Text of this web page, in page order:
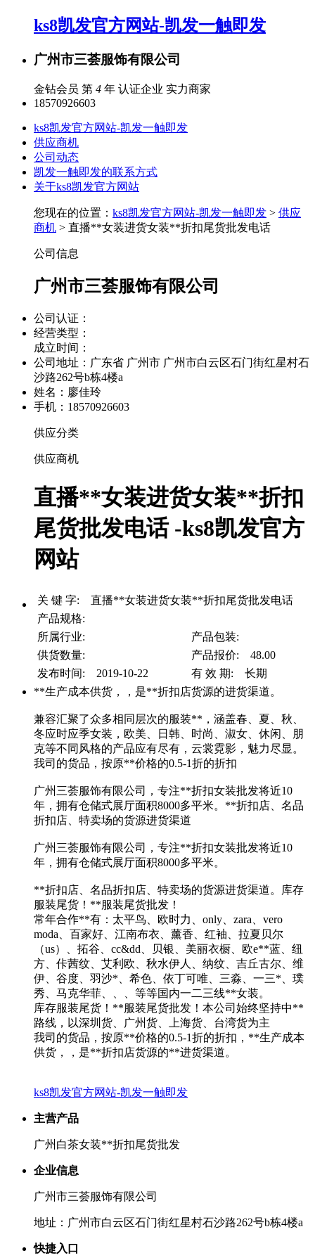
ks8凯发官方网站-凯发一触即发
广州市三荟服饰有限公司
金钻会员 第 4 年 认证企业 实力商家
18570926603
ks8凯发官方网站-凯发一触即发
供应商机
公司动态
凯发一触即发的联系方式
关于ks8凯发官方网站
您现在的位置： ks8凯发官方网站-凯发一触即发 > 供应
商机 > 直播**女装进货女装**折扣尾货批发电话
公司信息
广州市三荟服饰有限公司
公司认证：
经营类型：
成立时间：
公司地址： 广东省 广州市 广州市白云区石门街红星村石
沙路262号b栋4楼a
姓名：廖佳玲
手机：18570926603
供应分类
供应商机
直播**女装进货女装**折扣
尾货批发电话 -ks8凯发官方
网站
关 键 字: 直播**女装进货女装**折扣尾货批发电话
产品规格:
所属行业:
产品包装:
供货数量:
产品报价: 48.00
发布时间: 2019-10-22
有 效 期: 长期
**生产成本供货，，是**折扣店货源的进货渠道。
兼容汇聚了众多相同层次的服装**，涵盖春、夏、秋、
冬应时应季女装，欧美、日韩、时尚、淑女、休闲、朋
克等不同风格的产品应有尽有，云裳霓影，魅力尽显。
我司的货品，按原**价格的0.5-1折的折扣
广州三荟服饰有限公司，专注**折扣女装批发将近10
年，拥有仓储式展厅面积8000多平米。**折扣店、名品
折扣店、特卖场的货源进货渠道
广州三荟服饰有限公司，专注**折扣女装批发将近10
年，拥有仓储式展厅面积8000多平米。
**折扣店、名品折扣店、特卖场的货源进货渠道。库存
服装尾货！**服装尾货批发！
常年合作**有：太平鸟、欧时力、only、zara、vero
moda、百家好、江南布衣、薰香、红袖、拉夏贝尔
（us）、拓谷、cc&dd、贝银、美丽衣橱、欧e**蓝、纽
方、佧茜纹、艾利欧、秋水伊人、纳纹、吉丘古尔、维
伊、谷度、羽沙*、希色、依丁可唯、三淼、一三*、璞
秀、马克华菲、、、等等国内一二三线**女装。
库存服装尾货！**服装尾货批发！本公司始终坚持中**
路线，以深圳货、广州货、上海货、台湾货为主
我司的货品，按原**价格的0.5-1折的折扣，**生产成本
供货，，是**折扣店货源的**进货渠道。
ks8凯发官方网站-凯发一触即发
主营产品
广州白茶女装**折扣尾货批发
企业信息
广州市三荟服饰有限公司
地址：广州市白云区石门街红星村石沙路262号b栋4楼a
快捷入口